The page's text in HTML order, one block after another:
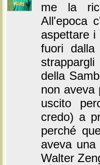
me la
All'epoca
aspettare i
fuori
della
non aveva
uscito
credo) a
perché
aveva
Walter